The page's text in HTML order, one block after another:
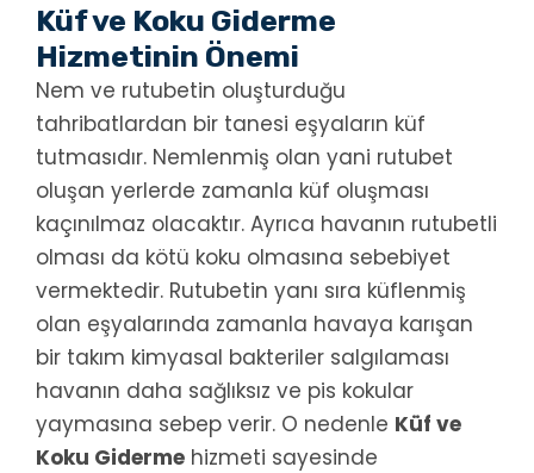
Küf ve Koku Giderme
Hizmetinin Önemi
Nem ve rutubetin oluşturduğu
tahribatlardan bir tanesi eşyaların küf
tutmasıdır. Nemlenmiş olan yani rutubet
oluşan yerlerde zamanla küf oluşması
kaçınılmaz olacaktır. Ayrıca havanın rutubetli
olması da kötü koku olmasına sebebiyet
vermektedir. Rutubetin yanı sıra küflenmiş
olan eşyalarında zamanla havaya karışan
bir takım kimyasal bakteriler salgılaması
havanın daha sağlıksız ve pis kokular
yaymasına sebep verir. O nedenle Küf ve
Koku Giderme hizmeti sayesinde